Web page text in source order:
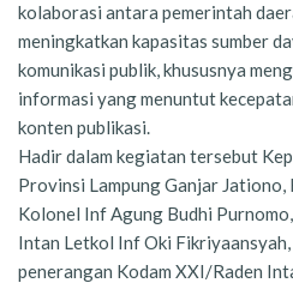
kolaborasi antara pemerintah
meningkatkan kapasitas sumber
komunikasi publik, khususnya
informasi yang menuntut
konten publikasi.
Hadir dalam kegiatan tersebut
Provinsi Lampung Ganjar Jationo,
Kolonel Inf Agung Budhi
Intan Letkol Inf Oki
penerangan Kodam XXI/Raden